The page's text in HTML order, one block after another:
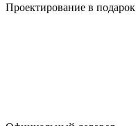
Проектирование в подарок